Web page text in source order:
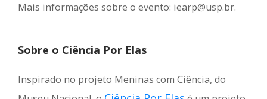
Mais informações sobre o evento: iearp@usp.br.
Sobre o Ciência Por Elas
Inspirado no projeto Meninas com Ciência, do